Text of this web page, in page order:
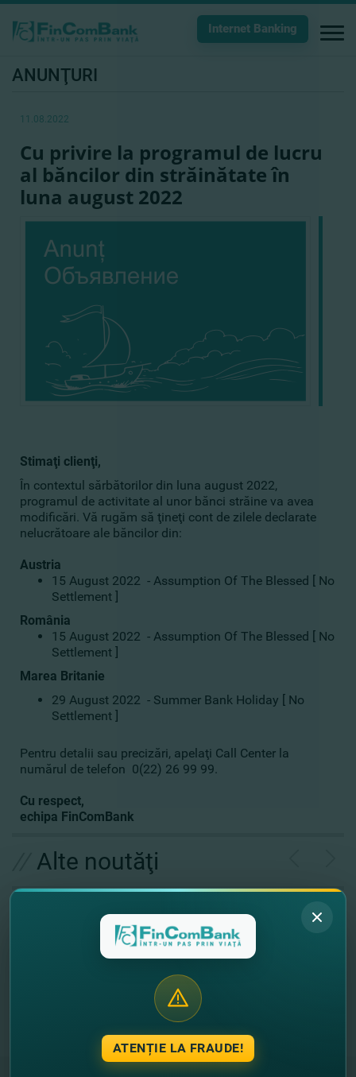
Internet Banking
ANUNŢURI
11.08.2022
Cu privire la programul de lucru
al băncilor din străinătate în
luna august 2022
Stimaţi clienţi,
În contextul sărbătorilor din luna august 2022,
programul de activitate al unor bănci străine va avea
modificări. Vă rugăm să ţineţi cont de zilele declarate
nelucrătoare ale băncilor din:
Austria
15 August 2022 - Assumption Of The Blessed [ No
Settlement ]
România
15 August 2022 - Assumption Of The Blessed [ No
Settlement ]
Marea Britanie
29 August 2022 - Summer Bank Holiday [ No
Settlement ]
Pentru detalii sau precizări, apelaţi Call Center la
numărul de telefon 0(22) 26 99 99.
Cu respect,
echipa FinComBank
Alte noutăţi
ATENȚIE LA FRAUDE!